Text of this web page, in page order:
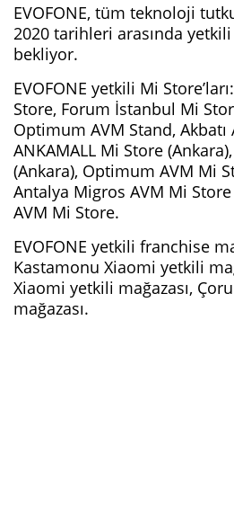
EVOFONE, tüm teknoloji
2020 tarihleri arasında yetkili
bekliyor.
EVOFONE yetkili Mi
Store, Forum İstanbul Mi
Optimum AVM Stand, Akbatı
ANKAMALL Mi Store
(Ankara), Optimum AVM Mi
Antalya Migros AVM Mi
AVM Mi Store.
EVOFONE yetkili franchise
Kastamonu Xiaomi yetkili
Xiaomi yetkili mağazası,
mağazası.